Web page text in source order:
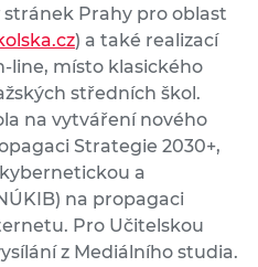
Prahy pro oblast
) a také realizací
line, místo klasického
středních škol.
na vytváření nového
Strategie 2030+,
a
na propagaci
Pro Učitelskou
z Mediálního studia.